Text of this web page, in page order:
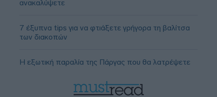
ανακαλύψετε
7 έξυπνα tips για να φτιάξετε γρήγορα τη βαλίτσα
των διακοπών
Η εξωτική παραλία της Πάργας που θα λατρέψετε